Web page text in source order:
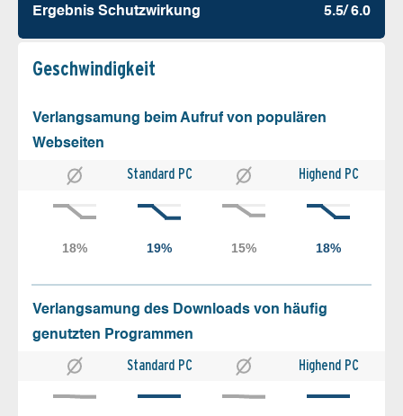
Ergebnis Schutz­wirkung 5.5/ 6.0
Geschw­indigkeit
Verlangsamung beim Aufruf von populären
Webseiten
Standard PC Highend PC
Verlangsamung des Downloads von häufig
genutzten Programmen
Standard PC Highend PC